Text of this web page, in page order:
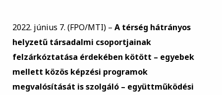
2022. június 7. (FPO/MTI) – A térség hátrányos
helyzetű társadalmi csoportjainak
felzárkóztatása érdekében kötött – egyebek
mellett közös képzési programok
megvalósítását is szolgáló – együttműködési